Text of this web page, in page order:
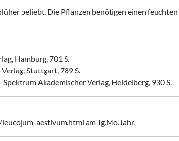
beliebt. Die Pflanzen benötigen einen
Hamburg, 701 S.
Stuttgart, 789 S.
Akademischer Verlag, Heidelberg, 930 S.
aestivum.html am Tg.Mo.Jahr.